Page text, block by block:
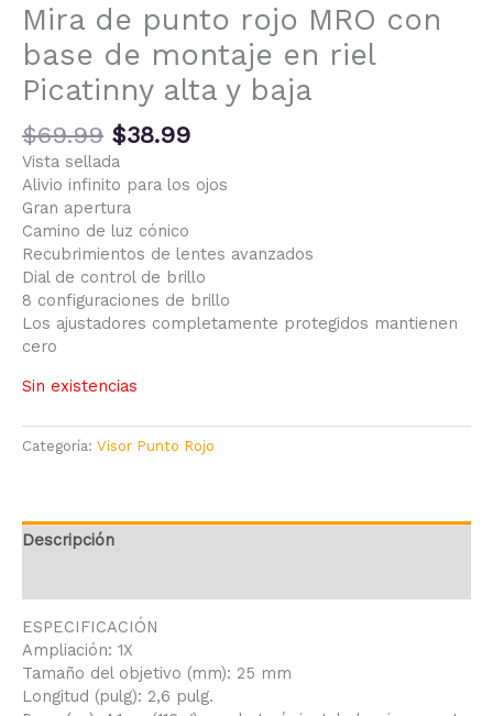
Mira de punto rojo MRO con
base de montaje en riel
Picatinny alta y baja
$69.99 $38.99
Vista sellada
Alivio infinito para los ojos
Gran apertura
Camino de luz cónico
Recubrimientos de lentes avanzados
Dial de control de brillo
8 configuraciones de brillo
Los ajustadores completamente protegidos mantienen
cero
Sin existencias
Categoría: Visor Punto Rojo
Descripción
ESPECIFICACIÓN
Ampliación: 1X
Tamaño del objetivo (mm): 25 mm
Longitud (pulg): 2,6 pulg.